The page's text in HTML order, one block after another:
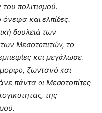
πολιτισμού.
και ελπίδες.
δουλειά των
Μεσοτοπιτών, το
και μεγάλωσε.
ζωντανό και
πάντα οι Μεσοτοπίτες
της